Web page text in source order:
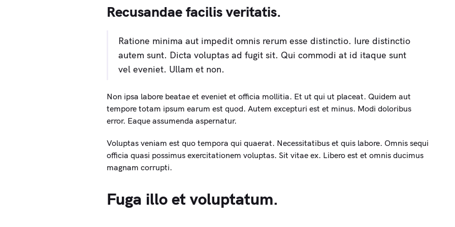
Recusandae facilis veritatis.
Ratione minima aut impedit omnis rerum esse distinctio. Iure distinctio
autem sunt. Dicta voluptas ad fugit sit. Qui commodi at id itaque sunt
vel eveniet. Ullam et non.
Non ipsa labore beatae et eveniet et officia mollitia. Et ut qui ut placeat. Quidem aut
tempore totam ipsum earum est quod. Autem excepturi est et minus. Modi doloribus
error. Eaque assumenda aspernatur.
Voluptas veniam est quo tempora qui quaerat. Necessitatibus et quis labore. Omnis sequi
officia quasi possimus exercitationem voluptas. Sit vitae ex. Libero est et omnis ducimus
magnam corrupti.
Fuga illo et voluptatum.